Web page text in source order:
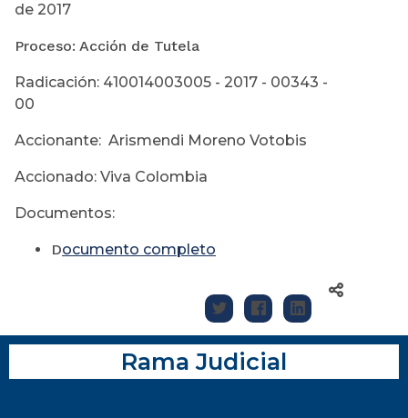
de 2017
Proceso: Acción de Tutela
Radicación: 410014003005 - 2017 - 00343 -
00
Accionante: Arismendi Moreno Votobis
Accionado: Viva Colombia
Documentos:
Documento completo
Rama Judicial